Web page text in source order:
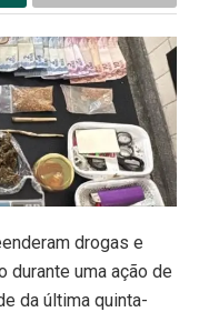
drogas e
uma ação de
da última quinta-